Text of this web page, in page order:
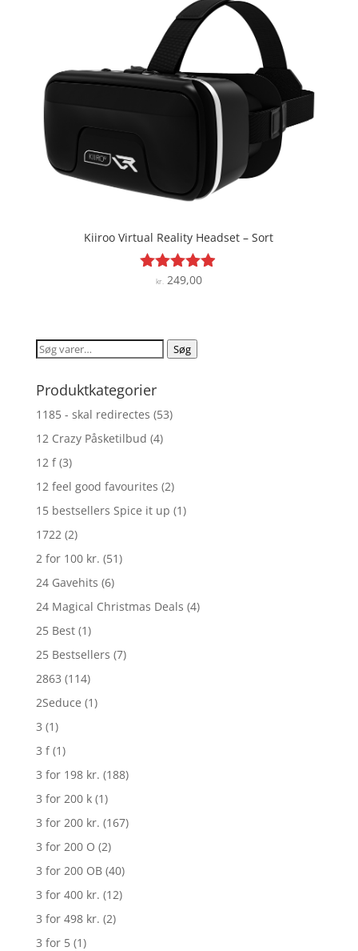
Kiiroo Virtual Reality Headset – Sort
Vurderet
kr.249,00
Søg
Søg
Produktkategorier
1185 - skal redirectes (53)
12 Crazy Påsketilbud (4)
12 f (3)
12 feel good favourites (2)
15 bestsellers Spice it up (1)
1722 (2)
2 for 100 kr. (51)
24 Gavehits (6)
24 Magical Christmas Deals (4)
25 Best (1)
25 Bestsellers (7)
2863 (114)
2Seduce (1)
3 (1)
3 f (1)
3 for 198 kr. (188)
3 for 200 k (1)
3 for 200 kr. (167)
3 for 200 O (2)
3 for 200 OB (40)
3 for 400 kr. (12)
3 for 498 kr. (2)
3 for 5 (1)